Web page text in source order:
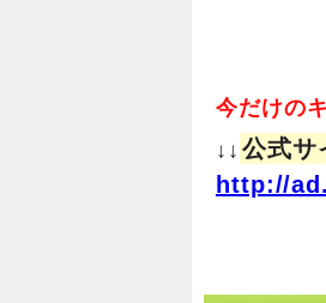
今だけの
↓↓ 公式サ
http://